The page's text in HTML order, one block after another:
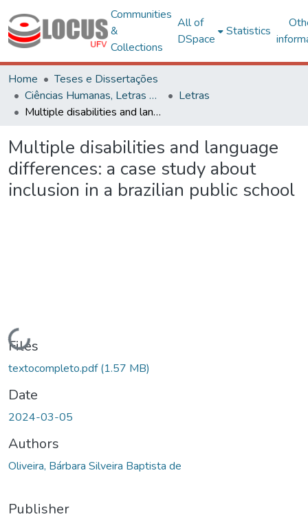
Communities
&
Collections
All of
DSpace
Statistics
Home
Teses e Dissertações
Ciências Humanas, Letras e Artes
Letras
Multiple disabilities and language differences: a case study about inclusion in a brazilian public school
Multiple disabilities and language
differences: a case study about
inclusion in a brazilian public school
Loading...
Files
textocompleto.pdf(1.57 MB)
Date
2024-03-05
Authors
Oliveira, Bárbara Silveira Baptista de
Publisher